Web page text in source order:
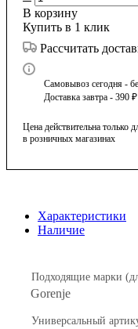
В корзину
Купить в 1 клик
Рассчитать
Самовывоз сегодня -
Доставка завтра - 390 ₽
Цена действительна только
в розничных магазинах
Характеристики
Наличие
Подходящие марки
Gorenje
Универсальный